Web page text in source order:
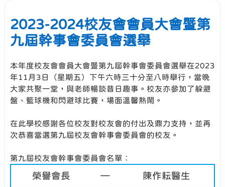
2023-2024校友會會員大會暨第
九屆幹事會委員會選舉
本年度校友會會員大會暨第九屆幹事會委員會選舉在2023
年11月3日（星期五）下午六時三十分至八時舉行，當晚
大家共聚一堂，與老師暢談昔日趣事。校友亦參加了躲避
盤、籃球機和閃避球比賽，場面溫馨熱鬧。
在此學校感謝各位校友對校友會的付出及鼎力支持，並再
次恭喜當選第九屆校友會幹事會委員會的校友。
第九屆校友會幹事會委員會名單︰
榮譽會長 — 陳作耘醫生